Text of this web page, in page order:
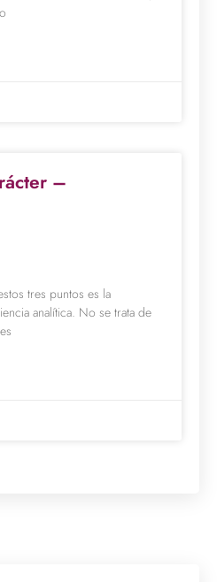
–
tres puntos es la
analítica. No se trata de